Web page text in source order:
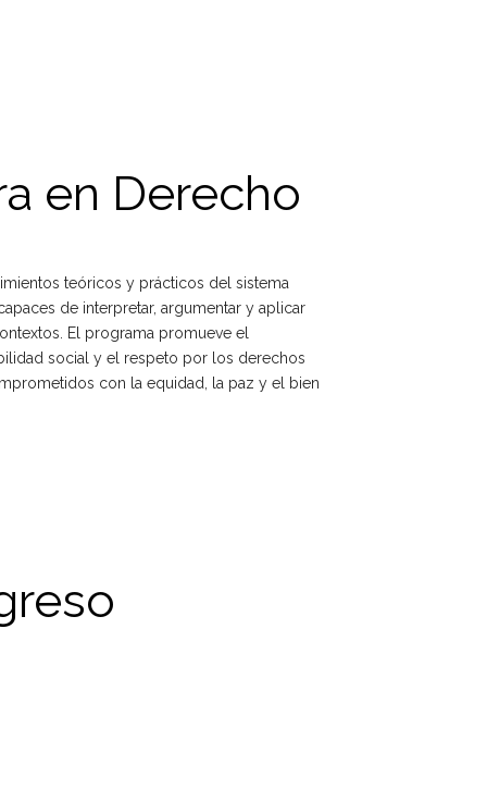
en Derecho
teóricos y prácticos del sistema
de interpretar, argumentar y aplicar
El programa promueve el
social y el respeto por los derechos
con la equidad, la paz y el bien